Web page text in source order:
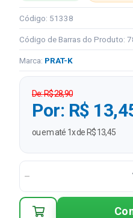
Código: 51338
Código de Barras do Produto:
Marca: PRAT-K
De: R$ 28,90
Por: R$
ou em até 1x de R$ 13,45